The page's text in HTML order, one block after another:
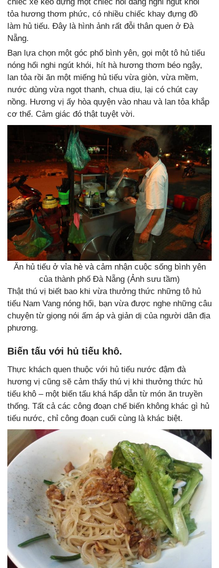
tỏa hương thơm phức, có nhiều chiếc khay đựng đồ
làm hủ tiếu. Đây là hình ảnh rất đỗi thân quen ở Đà
Nẵng.
Bạn lựa chọn một góc phố bình yên, gọi một tô hủ tiếu
nóng hổi nghi ngút khói, hít hà hương thơm béo ngậy,
lan tỏa rồi ăn một miếng hủ tiếu vừa giòn, vừa mềm,
nước dùng vừa ngọt thanh, chua dịu, lại có chút cay
nồng. Hương vị ấy hòa quyện vào nhau và lan tỏa khắp
cơ thể. Cảm giác đó thật tuyệt vời.
Ăn hủ tiếu ở vỉa hè và cảm nhận cuộc sống bình yên
của thành phố Đà Nẵng (Ảnh sưu tầm)
Thật thú vị biết bao khi vừa thưởng thức những tô hủ
tiếu Nam Vang nóng hổi, bạn vừa được nghe những câu
chuyện từ giọng nói ấm áp và giản dị của người dân địa
phương.
Biến tấu với hủ tiếu khô.
Thực khách quen thuộc với hủ tiếu nước đậm đà
hương vị cũng sẽ cảm thấy thú vị khi thưởng thức hủ
tiếu khô – một biến tấu khá hấp dẫn từ món ăn truyền
thống. Tất cả các công đoạn chế biến không khác gì hủ
tiếu nước, chỉ công đoạn cuối cùng là khác biệt.